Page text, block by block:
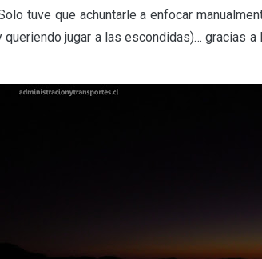
tuve que achuntarle a enfocar
jugar a las escondidas)… gracias